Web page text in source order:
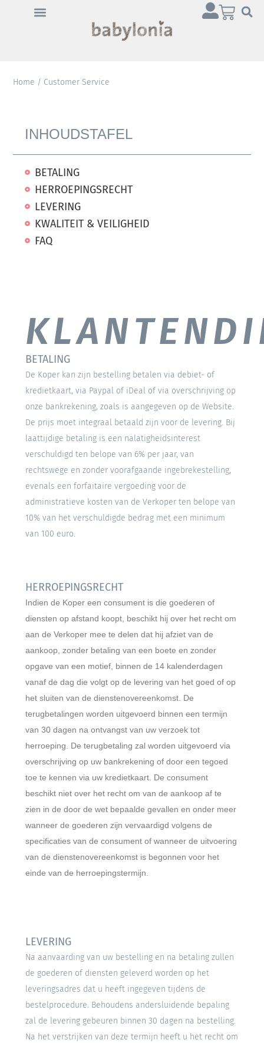
Home / Customer Service
INHOUDSTAFEL
BETALING
HERROEPINGSRECHT
LEVERING
KWALITEIT & VEILIGHEID
FAQ
BETALING
De Koper kan zijn bestelling betalen via debiet- of
kredietkaart, via Paypal of iDeal of via overschrijving op
onze bankrekening, zoals is aangegeven op de Website.
De prijs moet integraal betaald zijn voor de levering. Bij
laattijdige betaling is een nalatigheidsinterest
verschuldigd ten belope van 6% per jaar, van
rechtswege en zonder voorafgaande ingebrekestelling,
evenals een forfaitaire vergoeding voor de
administratieve kosten van de Verkoper ten belope van
10% van het verschuldigde bedrag met een minimum
van 100 euro.
HERROEPINGSRECHT
Indien de Koper een consument is die goederen of
diensten op afstand koopt, beschikt hij over het recht om
aan de Verkoper mee te delen dat hij afziet van de
aankoop, zonder betaling van een boete en zonder
opgave van een motief, binnen de 14 kalenderdagen
vanaf de dag die volgt op de levering van het goed of op
het sluiten van de dienstenovereenkomst. De
terugbetalingen worden uitgevoerd binnen een termijn
van 30 dagen na ontvangst van uw verzoek tot
herroeping. De terugbetaling zal worden uitgevoerd via
overschrijving op uw bankrekening of door een tegoed
toe te kennen via uw kredietkaart. De consument
beschikt niet over het recht om van de aankoop af te
zien in de door de wet bepaalde gevallen en onder meer
wanneer de goederen zijn vervaardigd volgens de
specificaties van de consument of wanneer de uitvoering
van de dienstenovereenkomst is begonnen voor het
einde van de herroepingstermijn.
LEVERING
Na aanvaarding van uw bestelling en na betaling zullen
de goederen of diensten geleverd worden op het
leveringsadres dat u heeft ingegeven tijdens de
bestelprocedure. Behoudens andersluidende bepaling
zal de levering gebeuren binnen 30 dagen na bestelling.
Na het verstrijken van deze termijn heeft u het recht om